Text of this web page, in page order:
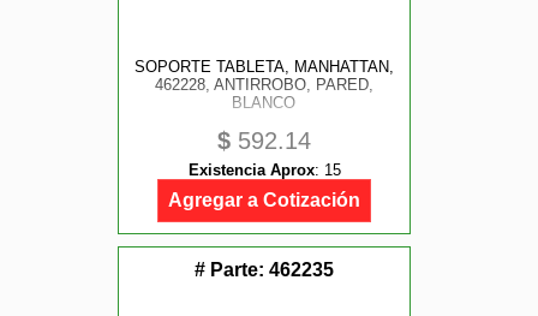
SOPORTE TABLETA, MANHATTAN,
462228, ANTIRROBO, PARED,
BLANCO
$ 592.14
Existencia Aprox: 15
Agregar a Cotización
# Parte: 462235